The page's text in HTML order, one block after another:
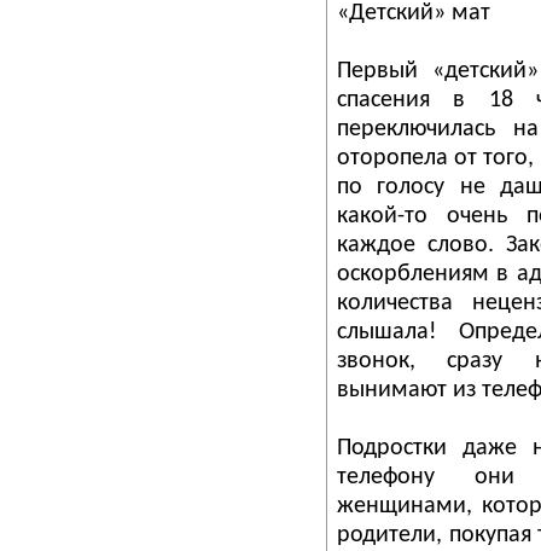
«Детский» мат
Первый
спасения в 18
переключилась
оторопела от
по голосу не
какой-то очень
каждое слово.
оскорблениям в
количества
слышала!
звонок, сразу
вынимают из
Подростки даже
телефону они
женщинами,
родители, покупая